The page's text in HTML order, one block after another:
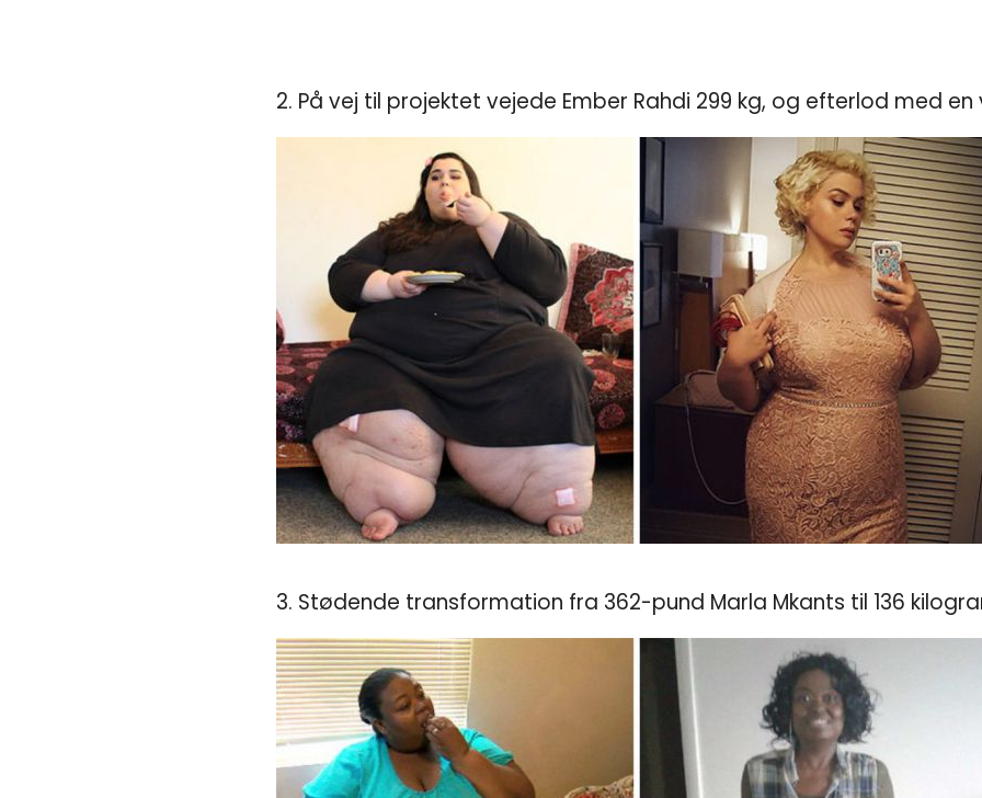
2. På vej til projektet vejede Ember Rahdi 299 kg, og efterlod med
3. Stødende transformation fra 362-pund Marla Mkants til 136